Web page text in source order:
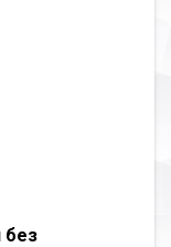
без